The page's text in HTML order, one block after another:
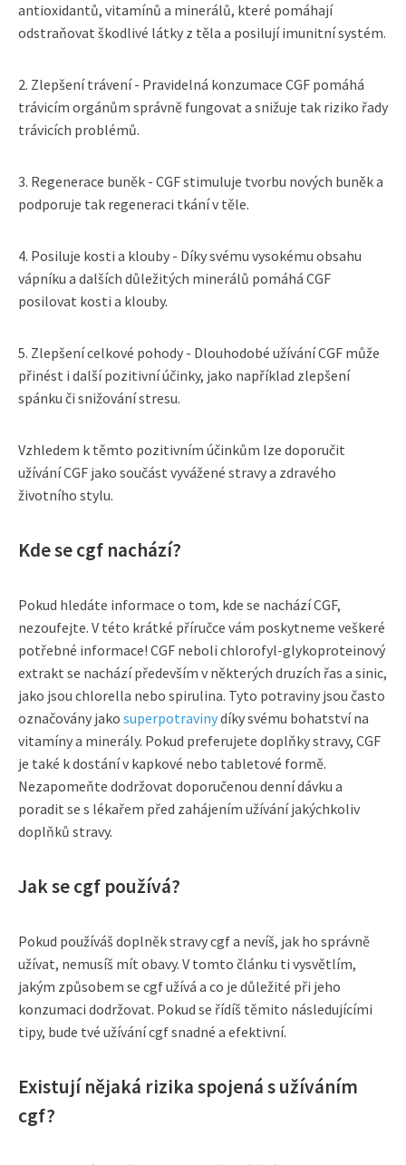
antioxidantů, vitamínů a minerálů, které pomáhají
odstraňovat škodlivé látky z těla a posilují imunitní systém.
2. Zlepšení trávení - Pravidelná konzumace CGF pomáhá
trávicím orgánům správně fungovat a snižuje tak riziko řady
trávicích problémů.
3. Regenerace buněk - CGF stimuluje tvorbu nových buněk a
podporuje tak regeneraci tkání v těle.
4. Posiluje kosti a klouby - Díky svému vysokému obsahu
vápníku a dalších důležitých minerálů pomáhá CGF
posilovat kosti a klouby.
5. Zlepšení celkové pohody - Dlouhodobé užívání CGF může
přinést i další pozitivní účinky, jako například zlepšení
spánku či snižování stresu.
Vzhledem k těmto pozitivním účinkům lze doporučit
užívání CGF jako součást vyvážené stravy a zdravého
životního stylu.
Kde se cgf nachází?
Pokud hledáte informace o tom, kde se nachází CGF,
nezoufejte. V této krátké příručce vám poskytneme veškeré
potřebné informace! CGF neboli chlorofyl-glykoproteinový
extrakt se nachází především v některých druzích řas a sinic,
jako jsou chlorella nebo spirulina. Tyto potraviny jsou často
označovány jako superpotravinydíky svému bohatství na
vitamíny a minerály. Pokud preferujete doplňky stravy, CGF
je také k dostání v kapkové nebo tabletové formě.
Nezapomeňte dodržovat doporučenou denní dávku a
poradit se s lékařem před zahájením užívání jakýchkoliv
doplňků stravy.
Jak se cgf používá?
Pokud používáš doplněk stravy cgf a nevíš, jak ho správně
užívat, nemusíš mít obavy. V tomto článku ti vysvětlím,
jakým způsobem se cgf užívá a co je důležité při jeho
konzumaci dodržovat. Pokud se řídíš těmito následujícími
tipy, bude tvé užívání cgf snadné a efektivní.
Existují nějaká rizika spojená s užíváním
cgf?